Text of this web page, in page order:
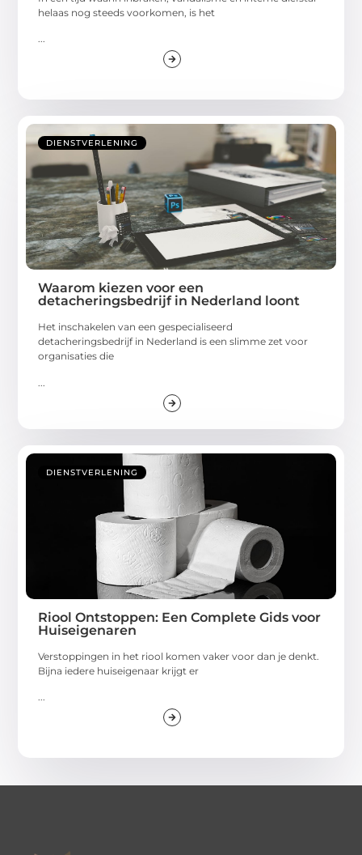
helaas nog steeds voorkomen, is het
...
DIENSTVERLENING
Waarom kiezen voor een
detacheringsbedrijf in Nederland loont
Het inschakelen van een gespecialiseerd
detacheringsbedrijf in Nederland is een slimme zet voor
organisaties die
DIENSTVERLENING
Riool Ontstoppen: Een Complete Gids voor
Huiseigenaren
Verstoppingen in het riool komen vaker voor dan je denkt.
Bijna iedere huiseigenaar krijgt er